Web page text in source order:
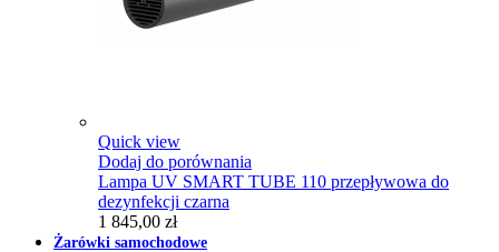
Quick view
Dodaj do porównania
Lampa UV SMART TUBE 110 przepływowa do
dezynfekcji czarna
1 845,00 zł
Żarówki samochodowe